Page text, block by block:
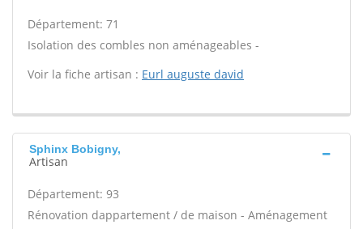
Département: 71
Isolation des combles non aménageables -
Voir la fiche artisan : Eurl auguste david
Sphinx Bobigny,
Artisan
Département: 93
Rénovation dappartement / de maison - Aménagement